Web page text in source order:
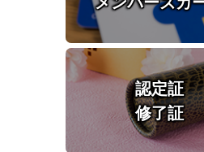
認定証
修了証